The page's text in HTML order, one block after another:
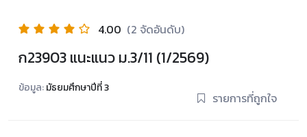
4.00 (2 จัดอันดับ)
ก23903 แนะแนว ม.3/11 (1/2569)
ข้อมูล:มัธยมศึกษาปีที่ 3
รายการที่ถูกใจ